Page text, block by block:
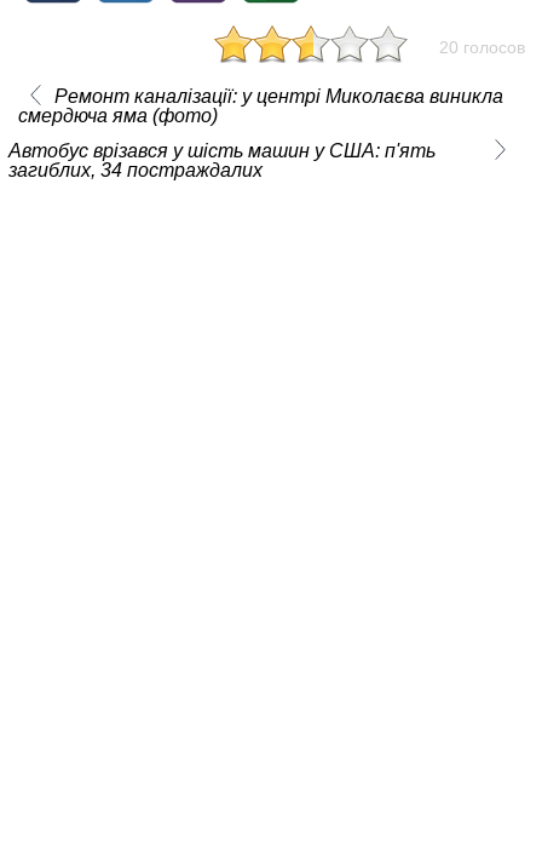
20 голосов
Ремонт каналізації: у центрі Миколаєва виникла
смердюча яма (фото)
Автобус врізався у шість машин у США: п'ять
загиблих, 34 постраждалих